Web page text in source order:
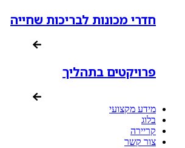
חדרי מכונות לבריכות שחייה
פרויקטים בתהליך
מידע מקצועי
בלוג
קריירה
צור קשר